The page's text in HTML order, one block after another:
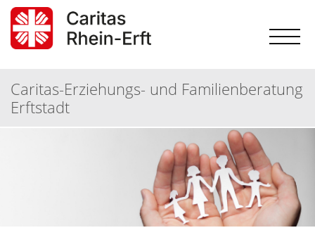
Caritas-Erziehungs- und Familienberatung
Erftstadt